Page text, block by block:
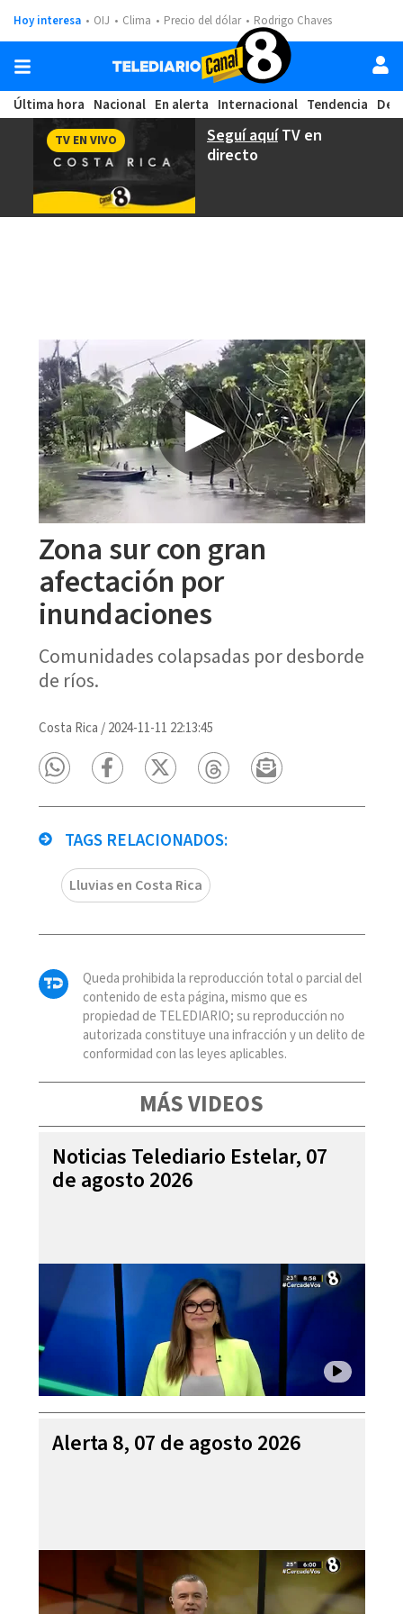
Hoy interesa OIJ Clima Precio del dólar Rodrigo Chaves
Última hora Nacional En alerta Internacional Tendencia
Seguí aquíTV en
directo
TV EN VIVO
Zona sur con gran
afectación por
inundaciones
Comunidades colapsadas por desborde
de ríos.
Costa Rica /2024-11-11 22:13:45
TAGS RELACIONADOS:
Lluvias en Costa Rica
Queda prohibida la reproducción total o parcial del
contenido de esta página, mismo que es
propiedad de TELEDIARIO; su reproducción no
autorizada constituye una infracción y un delito de
conformidad con las leyes aplicables.
MÁS VIDEOS
Noticias Telediario Estelar, 07
de agosto 2026
Alerta 8, 07 de agosto 2026